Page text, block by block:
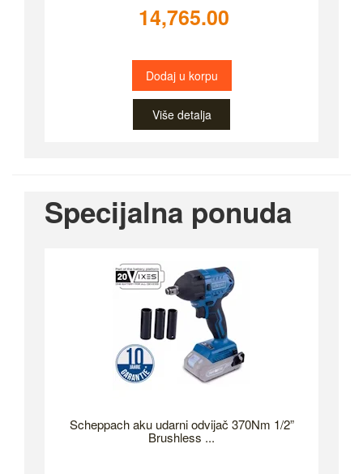
14,765.00
Dodaj u korpu
Više detalja
Specijalna ponuda
Scheppach aku udarni odvijač 370Nm 1/2”
Brushless ...